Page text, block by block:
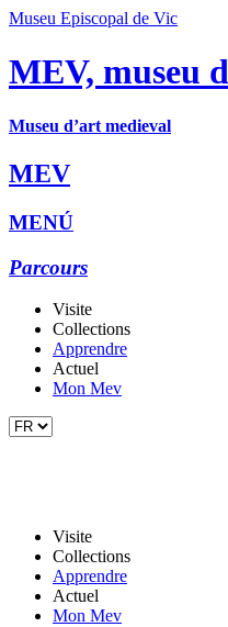
Museu Episcopal de Vic
MEV, museu
Museu d’art medieval
MEV
MENÚ
Parcours
Visite
Collections
Apprendre
Actuel
Mon Mev
Visite
Collections
Apprendre
Actuel
Mon Mev